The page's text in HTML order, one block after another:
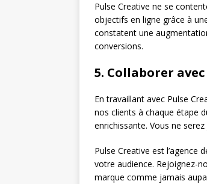
Pulse Creative ne se
objectifs en ligne grâce à
constatent une
conversions.
5. Collaborer
En travaillant avec Pulse
nos clients à chaque étape
enrichissante. Vous ne
Pulse Creative est l’agence
votre audience. Rejoignez-
marque comme jamais